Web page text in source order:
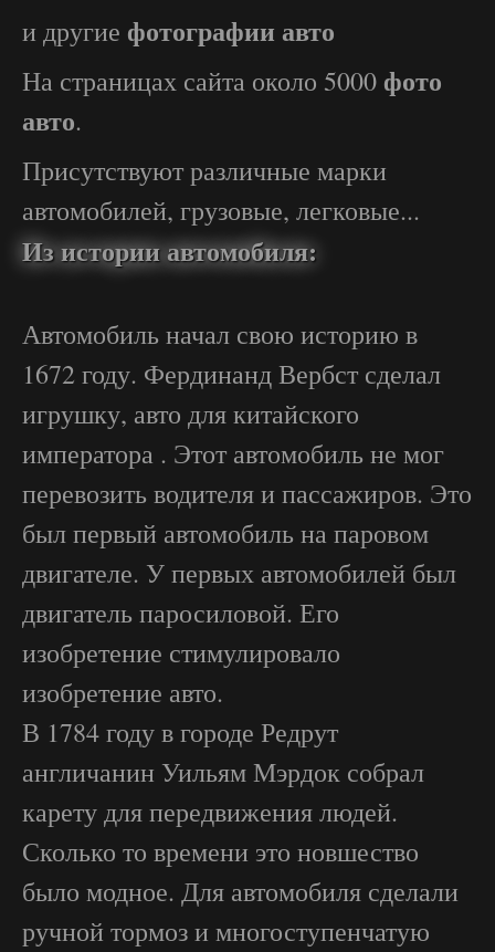
и другие фотографии авто
На страницах сайта около 5000 фото
авто.
Присутствуют различные марки
автомобилей, грузовые, легковые...
Из истории автомобиля:
Автомобиль начал свою историю в
1672 году. Фердинанд Вербст сделал
игрушку, авто для китайского
императора . Этот автомобиль не мог
перевозить водителя и пассажиров. Это
был первый автомобиль на паровом
двигателе. У первых автомобилей был
двигатель паросиловой. Его
изобретение стимулировало
изобретение авто.
В 1784 году в городе Редрут
англичанин Уильям Мэрдок собрал
карету для передвижения людей.
Сколько то времени это новшество
было модное. Для автомобиля сделали
ручной тормоз и многоступенчатую